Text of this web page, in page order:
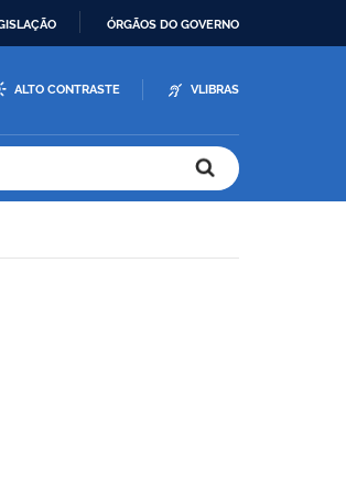
ÓRGÃOS DO GOVERNO
ALTO CONTRASTE VLIBRAS